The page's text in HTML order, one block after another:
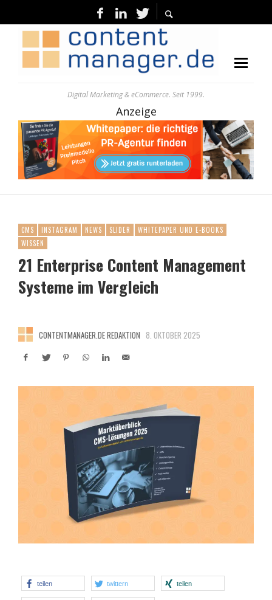
Digital Marketing & eCommerce. Seit 1999.
Anzeige
CMS INSTAGRAM NEWS SLIDER
WHITEPAPER UND E-BOOKS
WISSEN
21 Enterprise Content Management
Systeme im Vergleich
CONTENTMANAGER.DE REDAKTION 8. OKTOBER 2025
teilen twittern teilen